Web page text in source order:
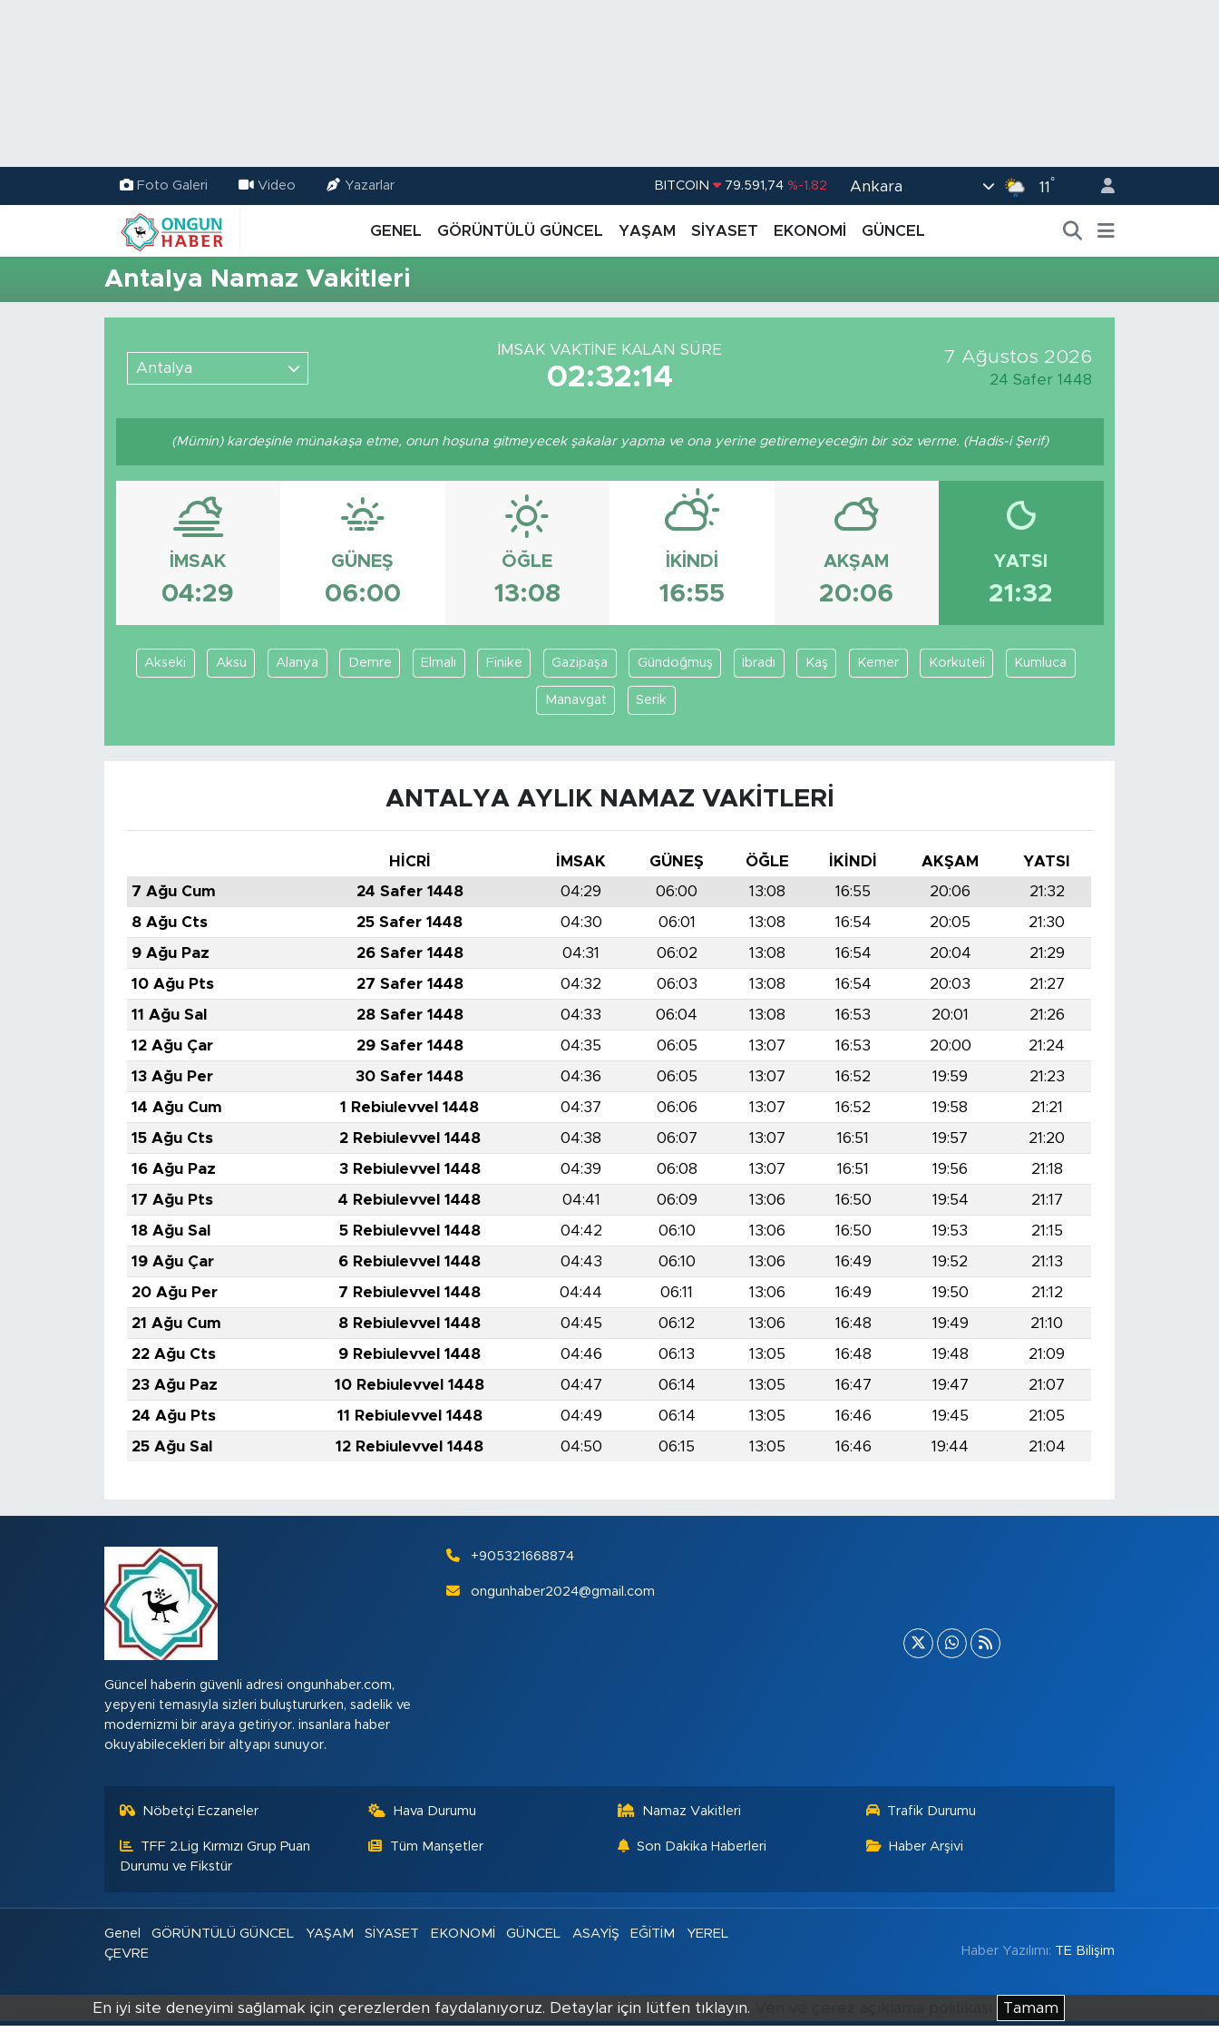
Foto Galeri Video Yazarlar BITCOIN 79.591,74 %-1.82
G.ALTIN 6862,09000 %0.19
BİST100
Ankara 11 °
GENEL GÖRÜNTÜLÜ GÜNCEL YAŞAM SİYASET EKONOMİ GÜNCEL
Antalya Namaz Vakitleri
Antalya
İMSAK VAKTİNE KALAN SÜRE
02:32:14
7 Ağustos 2026
24 Safer 1448
(Mümin) kardeşinle münakaşa etme, onun hoşuna gitmeyecek şakalar yapma ve ona yerine getiremeyeceğin bir söz verme. (Hadis-i Şerif)
İMSAK
04:29
GÜNEŞ
06:00
ÖĞLE
13:08
İKINDI
16:55
AKŞAM
20:06
YATSI
21:32
Akseki Aksu Alanya Demre Elmalı Finike Gazipaşa Gündoğmuş İbradı Kaş Kemer Korkuteli Kumluca
Manavgat Serik
ANTALYA AYLIK NAMAZ VAKITLERI
HİCRİ İMSAK GÜNEŞ ÖĞLE İKINDI AKŞAM
YATSI
7 Ağu Cum
24 Safer 1448 04:29 06:00 13:08 16:55 20:06
21:32
8 Ağu Cts
25 Safer 1448 04:30 06:01 13:08 16:54 20:05
21:30
9 Ağu Paz
26 Safer 1448 04:31 06:02 13:08 16:54 20:04
21:29
10 Ağu Pts
27 Safer 1448 04:32 06:03 13:08 16:54 20:03
21:27
11 Ağu Sal
28 Safer 1448 04:33 06:04 13:08 16:53 20:01
21:26
12 Ağu Çar
29 Safer 1448 04:35 06:05 13:07 16:53 20:00
21:24
13 Ağu Per
30 Safer 1448 04:36 06:05 13:07 16:52 19:59
21:23
14 Ağu Cum
1 Rebiulevvel 1448 04:37 06:06 13:07 16:52 19:58
21:21
15 Ağu Cts
2 Rebiulevvel 1448 04:38 06:07 13:07 16:51 19:57
21:20
16 Ağu Paz
3 Rebiulevvel 1448 04:39 06:08 13:07 16:51 19:56
21:18
17 Ağu Pts
4 Rebiulevvel 1448 04:41 06:09 13:06 16:50 19:54
21:17
18 Ağu Sal
5 Rebiulevvel 1448 04:42 06:10 13:06 16:50 19:53
21:15
19 Ağu Çar
6 Rebiulevvel 1448 04:43 06:10 13:06 16:49 19:52
21:13
20 Ağu Per
7 Rebiulevvel 1448 04:44 06:11 13:06 16:49 19:50
21:12
21 Ağu Cum
8 Rebiulevvel 1448 04:45 06:12 13:06 16:48 19:49
21:10
22 Ağu Cts
9 Rebiulevvel 1448 04:46 06:13 13:05 16:48 19:48
21:09
23 Ağu Paz
10 Rebiulevvel 1448 04:47 06:14 13:05 16:47 19:47
21:07
24 Ağu Pts
11 Rebiulevvel 1448 04:49 06:14 13:05 16:46 19:45
21:05
25 Ağu Sal
12 Rebiulevvel 1448 04:50 06:15 13:05 16:46 19:44 21:04
Güncel haberin güvenli adresi ongunhaber.com,
yepyeni temasıyla sizleri buluştururken, sadelik ve
modernizmi bir araya getiriyor. insanlara haber
okuyabilecekleri bir altyapı sunuyor.
+905321668874
ongunhaber2024@gmail.com
Nöbetçi Eczaneler Hava Durumu Namaz Vakitleri Trafik Durumu
TFF 2.Lig Kırmızı Grup Puan
Durumu ve Fikstür
Tüm Manşetler Son Dakika Haberleri Haber Arşivi
Genel GÖRÜNTÜLÜ GÜNCEL YAŞAM SİYASET EKONOMİ GÜNCEL ASAYİŞ EĞİTİM
YEREL
ÇEVRE
Haber Yazılımı: TE Bilişim
En iyi site deneyimi sağlamak için çerezlerden faydalanıyoruz. Detaylar için lütfen tıklayın. Tamam
Trafik Durumu
TFF 2.Lig Kırmızı Grup Puan Durumu ve Fikstür
Tüm Manşetler